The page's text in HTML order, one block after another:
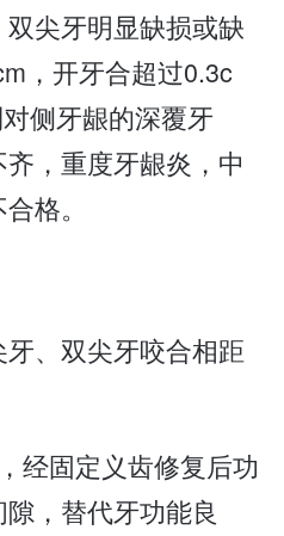
尖牙明显缺损或缺
，开牙合超过0.3c
侧牙龈的深覆牙
，重度牙龈炎，中
格。
牙、双尖牙咬合相距
经固定义齿修复后功
，替代牙功能良